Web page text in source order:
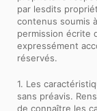
par lesdits
contenus soumis
permission écrite
expressément
réservés.
1. Les
sans préavis.
de connaître les